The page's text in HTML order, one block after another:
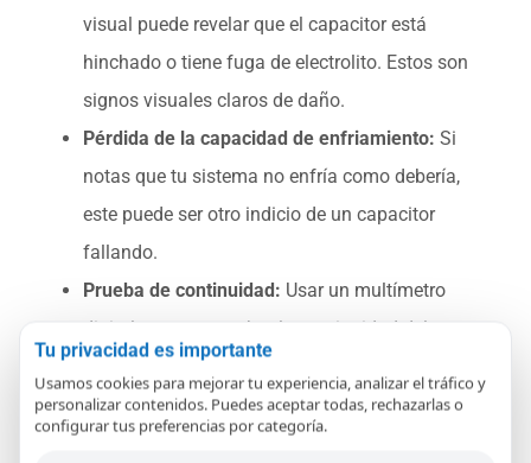
visual puede revelar que el capacitor está
hinchado o tiene fuga de electrolito. Estos son
signos visuales claros de daño.
Pérdida de la capacidad de enfriamiento: Si
notas que tu sistema no enfría como debería,
este puede ser otro indicio de un capacitor
fallando.
Prueba de continuidad: Usar un multímetro
digital para comprobar la continuidad del
capacitor ayudará a verificar si está en buen
estado. Desconecta el capacitor del sistema
antes de realizar la prueba por seguridad.
Tu privacidad es importante
Usamos cookies para mejorar tu experiencia, analizar el tráfico y
personalizar contenidos. Puedes aceptar todas, rechazarlas o
configurar tus preferencias por categoría.